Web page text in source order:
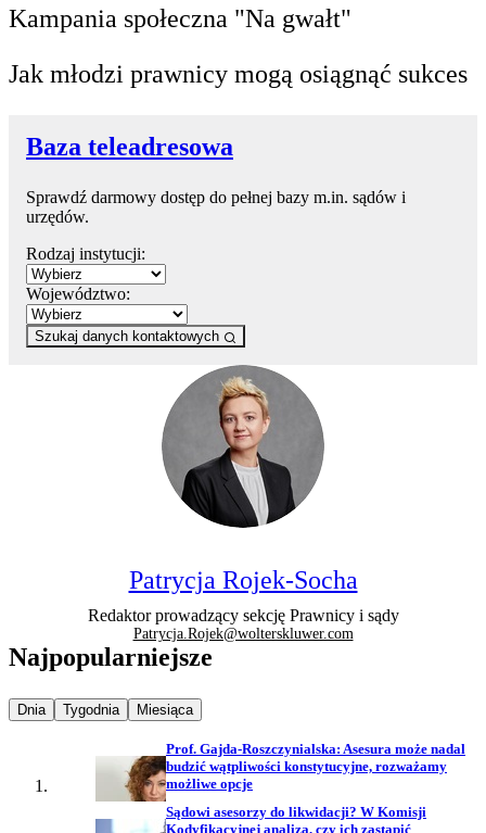
Kampania społeczna "Na gwałt"
Jak młodzi prawnicy mogą osiągnąć sukces
Baza teleadresowa
Sprawdź darmowy dostęp do pełnej bazy m.in. sądów i
urzędów.
Rodzaj instytucji:
Województwo:
Szukaj danych kontaktowych
Patrycja Rojek-Socha
Redaktor prowadzący sekcję Prawnicy i sądy
Patrycja.Rojek@wolterskluwer.com
Najpopularniejsze
Najpopularniejsze wiadomości z
Dnia Najpopularniejsze wiadomości z
Tygodnia Najpopularniejsze wiadomości z
Miesiąca
Prof. Gajda-Roszczynialska: Asesura może nadal
budzić wątpliwości konstytucyjne, rozważamy
możliwe opcje
Sądowi asesorzy do likwidacji? W Komisji
Kodyfikacyjnej analiza, czy ich zastąpić